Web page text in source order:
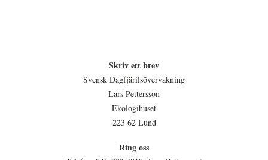
Skriv ett brev
Svensk Dagfjärilsövervakning
Lars Pettersson
Ekologihuset
223 62 Lund
Ring oss